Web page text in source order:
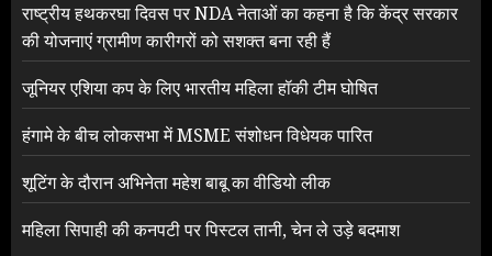
राष्ट्रीय हथकरघा दिवस पर NDA नेताओं का कहना है कि केंद्र सरकार
की योजनाएं ग्रामीण कारीगरों को सशक्त बना रही हैं
जूनियर एशिया कप के लिए भारतीय महिला हॉकी टीम घोषित
हंगामे के बीच लोकसभा में MSME संशोधन विधेयक पारित
शूटिंग के दौरान अभिनेता महेश बाबू का वीडियो लीक
महिला सिपाही की कनपटी पर पिस्टल तानी, चेन ले उड़े बदमाश